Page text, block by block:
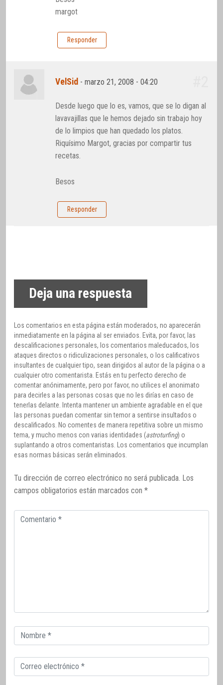
margot
Responder
VelSid -marzo 21, 2008 - 04:20
Desde luego que lo es, vamos, que se lo digan al
lavavajillas que le hemos dejado sin trabajo hoy
de lo limpios que han quedado los platos.
Riquísimo Margot, gracias por compartir tus
recetas.
Besos
Responder
Deja una respuesta
Los comentarios en esta página están moderados, no aparecerán
inmediatamente en la página al ser enviados. Evita, por favor, las
descalificaciones personales, los comentarios maleducados, los
ataques directos o ridiculizaciones personales, o los calificativos
insultantes de cualquier tipo, sean dirigidos al autor de la página o a
cualquier otro comentarista. Estás en tu perfecto derecho de
comentar anónimamente, pero por favor, no utilices el anonimato
para decirles a las personas cosas que no les dirías en caso de
tenerlas delante. Intenta mantener un ambiente agradable en el que
las personas puedan comentar sin temor a sentirse insultados o
descalificados. No comentes de manera repetitiva sobre un mismo
tema, y mucho menos con varias identidades (astroturfing) o
suplantando a otros comentaristas. Los comentarios que incumplan
esas normas básicas serán eliminados.
Tu dirección de correo electrónico no será publicada. Los
campos obligatorios están marcados con *
Comentario
Correo
electrónico
Correo
electrónico